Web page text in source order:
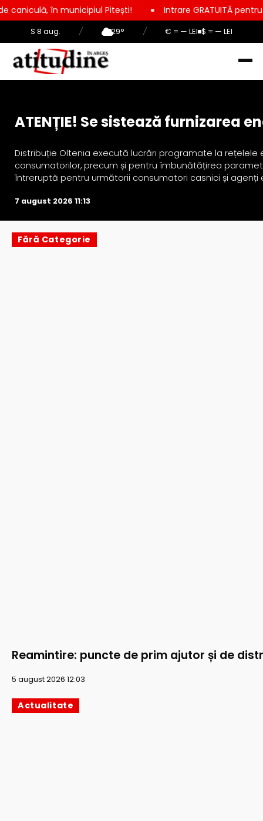
S 8 aug. / 29° / € = — LEI $ = — LEI
în municipiul Pitești! Intrare GRATUITĂ pentru copii,
ATENȚIE! Se sistează furnizarea
Distribuție Oltenia execută lucrări programate la
consumatorilor, precum și pentru îmbunătățirea
întreruptă pentru următorii consumatori casnici și agenți
7 august 2026 11:13
Fără Categorie
Reamintire: puncte de prim ajutor și de
5 august 2026 12:03
Actualitate